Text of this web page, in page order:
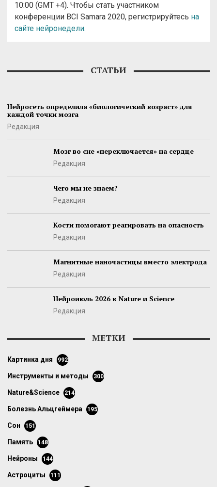
10:00 (GMT +4). Чтобы стать участником
конференции BCI Samara 2020, регистрируйтесь на
сайте нейронедели.
СТАТЬИ
Нейросеть определила «биологический возраст» для
каждой точки мозга
Редакция
Мозг во сне «переключается» на сердце
Редакция
Чего мы не знаем?
Редакция
Кости помогают реагировать на опасность
Редакция
Магнитные наночастицы вместо электрода
Редакция
Нейроиюль 2026 в Nature и Science
Редакция
МЕТКИ
картинка дня 992
инструменты и методы 300
Nature&Science 214
болезнь Альцгеймера 195
сон 151
память 148
нейроны 144
астроциты 111